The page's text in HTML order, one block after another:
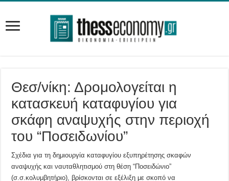
Θεσ/νίκη: Δρομολογείται η
κατασκευή καταφυγίου για
σκάφη αναψυχής στην περιοχή
του “Ποσειδωνίου”
Σχέδια για τη δημιουργία καταφυγίου εξυπηρέτησης σκαφών
αναψυχής και ναυταθλητισμού στη θέση “Ποσειδώνιο”
(σ.σ.κολυμβητήριο), βρίσκονται σε εξέλιξη με σκοπό να